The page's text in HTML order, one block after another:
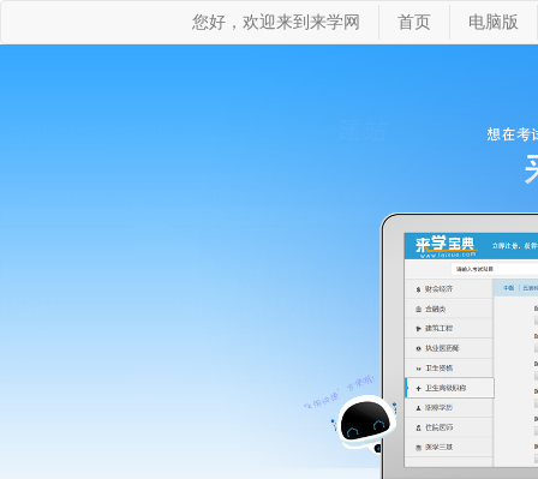
您好，欢迎来到来学网 首页 电脑版